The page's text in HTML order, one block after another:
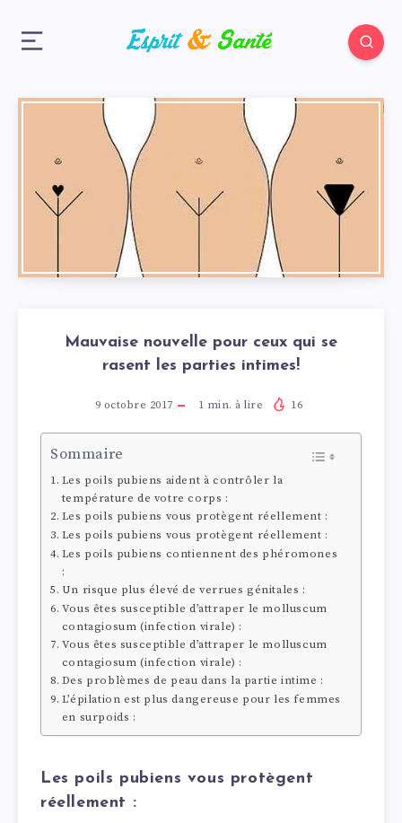
Mauvaise nouvelle pour ceux qui se
rasent les parties intimes!
9 octobre 2017 1 min. à lire 16
Sommaire
Les poils pubiens aident à contrôler la
température de votre corps :
Les poils pubiens vous protègent réellement :
Les poils pubiens vous protègent réellement :
Les poils pubiens contiennent des phéromones
:
Un risque plus élevé de verrues génitales :
Vous êtes susceptible d’attraper le molluscum
contagiosum (infection virale) :
Vous êtes susceptible d’attraper le molluscum
contagiosum (infection virale) :
Des problèmes de peau dans la partie intime :
L’épilation est plus dangereuse pour les femmes
en surpoids :
Les poils pubiens vous protègent
réellement :